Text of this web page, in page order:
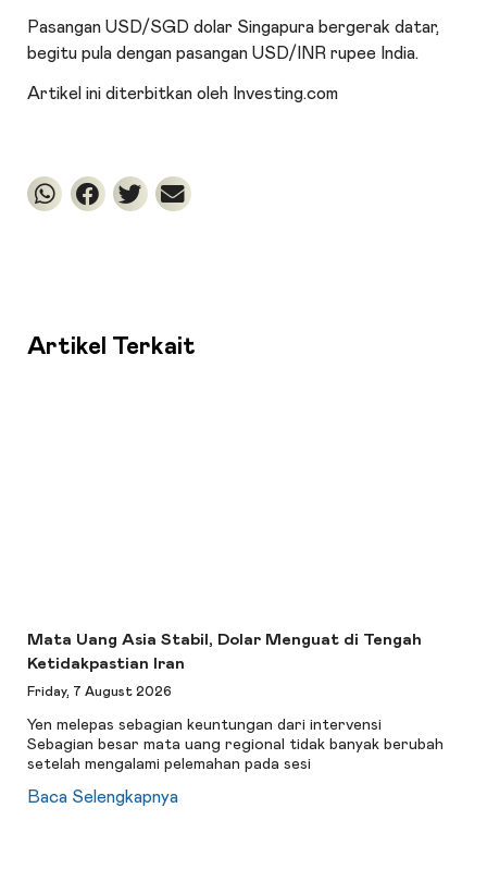
Pasangan USD/SGD dolar Singapura bergerak datar,
begitu pula dengan pasangan USD/INR rupee India.
Artikel ini diterbitkan oleh Investing.com
Artikel Terkait
Mata Uang Asia Stabil, Dolar Menguat di Tengah
Ketidakpastian Iran
Friday, 7 August 2026
Yen melepas sebagian keuntungan dari intervensi
Sebagian besar mata uang regional tidak banyak berubah
setelah mengalami pelemahan pada sesi
Baca Selengkapnya